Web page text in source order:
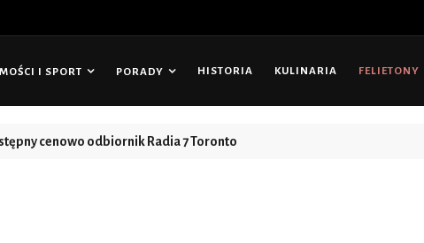
I SPORT PORADY HISTORIA KULINARIA FELIETONY
cenowo odbiornik Radia 7 Toronto